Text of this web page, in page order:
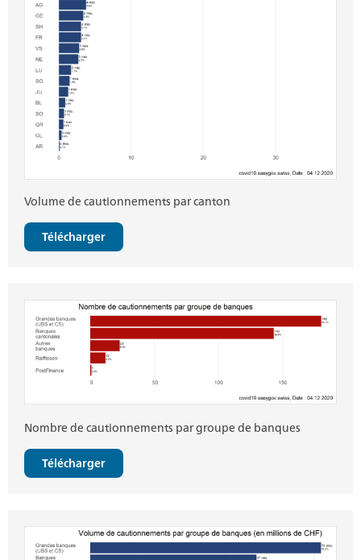
Volume de cautionnements par canton
Télécharger
Nombre de cautionnements par groupe de banques
Télécharger